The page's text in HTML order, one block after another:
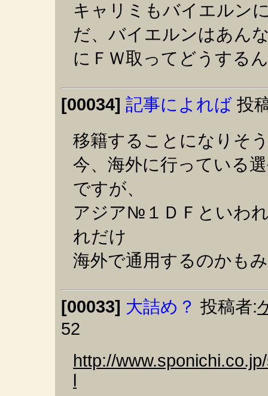
キャリミもバイエルン
だ、バイエルンはあん
にＦＷ取ってどうする
[00034] 記事によれば 投
移籍することになりそ
今、海外に行っている
ですが、
アジア№１ＤＦといわ
れだけ
海外で通用するのかも
[00033] 大詰め？ 投稿者:
52
http://
l